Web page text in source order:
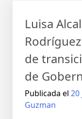
Luisa
de
de
Publicada el 20
Guzman